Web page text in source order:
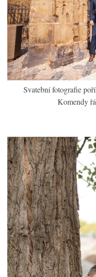
Svatební fotografie
Komendy